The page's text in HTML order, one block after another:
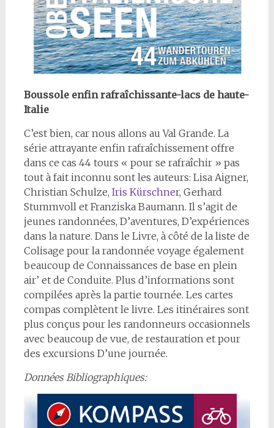
Boussole enfin rafraîchissante-lacs de haute-
Italie
C’est bien, car nous allons au Val Grande. La
série attrayante enfin rafraîchissement offre
dans ce cas 44 tours « pour se rafraîchir » pas
tout à fait inconnu sont les auteurs: Lisa Aigner,
Christian Schulze, Iris Kürschner, Gerhard
Stummvoll et Franziska Baumann. Il s’agit de
jeunes randonnées, D’aventures, D’expériences
dans la nature. Dans le Livre, à côté de la liste de
Colisage pour la randonnée voyage également
beaucoup de Connaissances de base en plein
air’ et de Conduite. Plus d’informations sont
compilées après la partie tournée. Les cartes
compas complètent le livre. Les itinéraires sont
plus conçus pour les randonneurs occasionnels
avec beaucoup de vue, de restauration et pour
des excursions D’une journée.
Données Bibliographiques: